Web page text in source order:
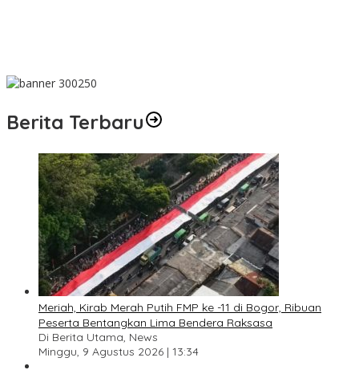
Berita Terbaru
Meriah, Kirab Merah Putih FMP ke -11 di Bogor, Ribuan
Peserta Bentangkan Lima Bendera Raksasa
Di Berita Utama, News
Minggu, 9 Agustus 2026 | 13:34